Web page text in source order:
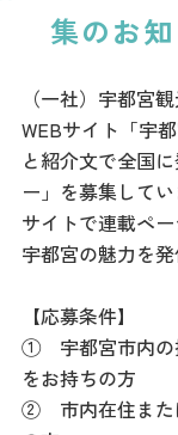
集のお
（一社）宇都宮
WEBサイト「宇
と紹介文で全国
ー」を募集して
サイトで連載ペ
宇都宮の魅力を
【応募条件】
① 宇都宮市内の
をお持ちの方
② 市内在住また
ピッ
はじ
宇都
記事
お得